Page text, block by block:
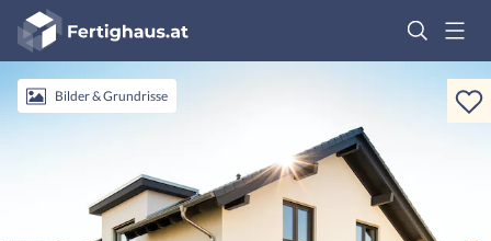
Fertighaus
Logo
AnmeldenBilder & Grundrisse